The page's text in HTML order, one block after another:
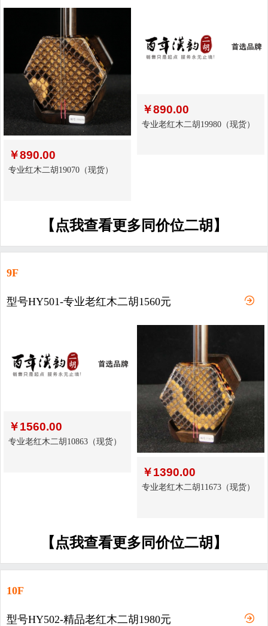
￥890.00
专业红木二胡19070（现货）
￥890.00
专业老红木二胡19980（现货）
【点我查看更多同价位二胡】
9F
型号HY501-专业老红木二胡1560元
￥1560.00
专业老红木二胡10863（现货）
￥1390.00
专业老红木二胡11673（现货）
【点我查看更多同价位二胡】
10F
型号HY502-精品老红木二胡1980元